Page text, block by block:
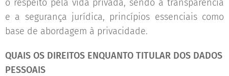
o respeito pela vida privada, sendo a transparência
e a segurança jurídica, princípios essenciais como
base de abordagem à privacidade.
QUAIS OS DIREITOS ENQUANTO TITULAR DOS DADOS
PESSOAIS